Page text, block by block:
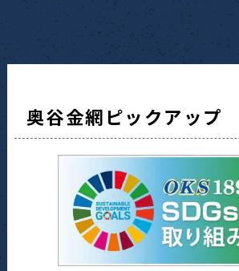
奥谷金網ピックアップ